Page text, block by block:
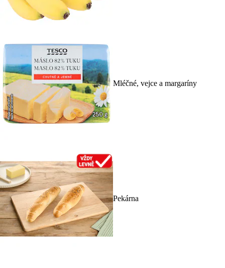
Mléčné, vejce a margaríny
Pekárna